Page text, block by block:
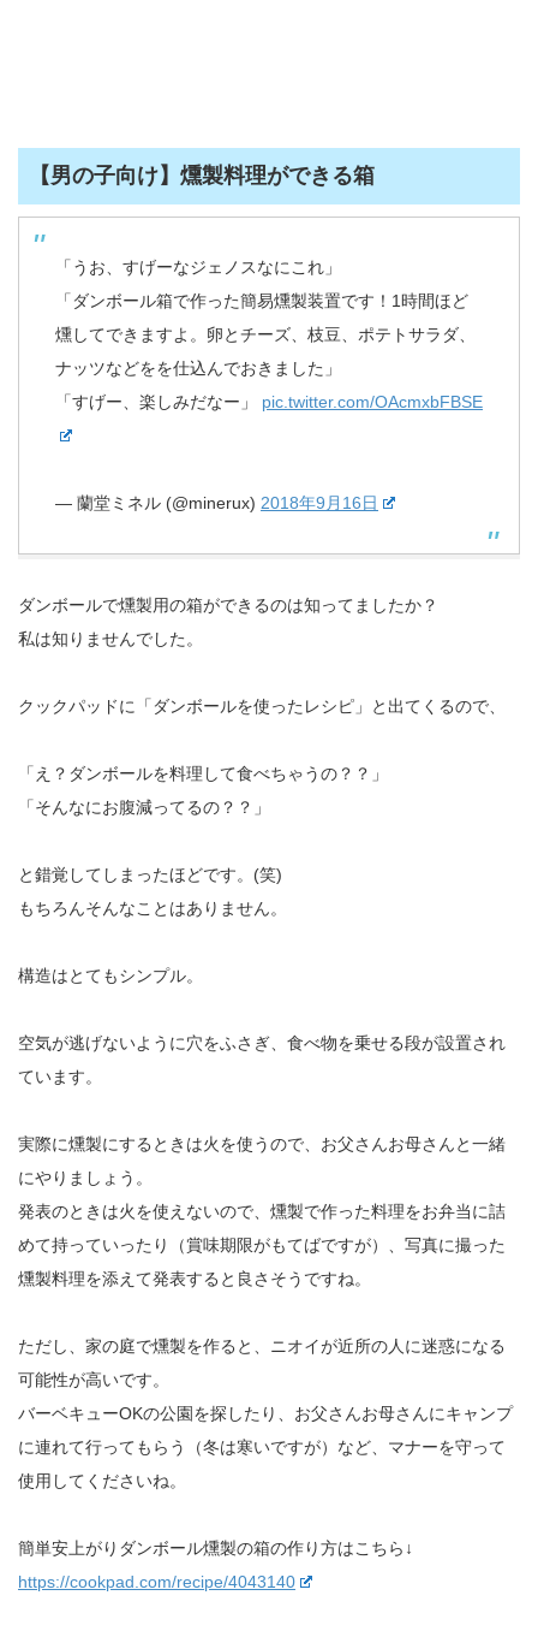
【男の子向け】燻製料理ができる箱
「うお、すげーなジェノスなにこれ」
「ダンボール箱で作った簡易燻製装置です！1時間ほど
燻してできますよ。卵とチーズ、枝豆、ポテトサラダ、
ナッツなどをを仕込んでおきました」
「すげー、楽しみだなー」 pic.twitter.com/OAcmxbFBSE
— 蘭堂ミネル (@minerux) 2018年9月16日
ダンボールで燻製用の箱ができるのは知ってましたか？
私は知りませんでした。
クックパッドに「ダンボールを使ったレシピ」と出てくるので、
「え？ダンボールを料理して食べちゃうの？？」
「そんなにお腹減ってるの？？」
と錯覚してしまったほどです。(笑)
もちろんそんなことはありません。
構造はとてもシンプル。
空気が逃げないように穴をふさぎ、食べ物を乗せる段が設置され
ています。
実際に燻製にするときは火を使うので、お父さんお母さんと一緒
にやりましょう。
発表のときは火を使えないので、燻製で作った料理をお弁当に詰
めて持っていったり（賞味期限がもてばですが）、写真に撮った
燻製料理を添えて発表すると良さそうですね。
ただし、家の庭で燻製を作ると、ニオイが近所の人に迷惑になる
可能性が高いです。
バーベキューOKの公園を探したり、お父さんお母さんにキャンプ
に連れて行ってもらう（冬は寒いですが）など、マナーを守って
使用してくださいね。
簡単安上がりダンボール燻製の箱の作り方はこちら↓
https://cookpad.com/recipe/4043140